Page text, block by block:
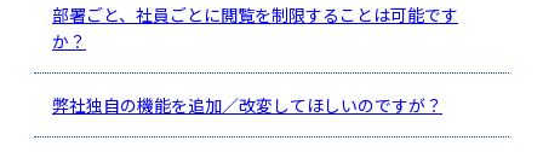
部署ごと、社員ごとに閲覧を制限することは可能です
か？
弊社独自の機能を追加／改変してほしいのですが？